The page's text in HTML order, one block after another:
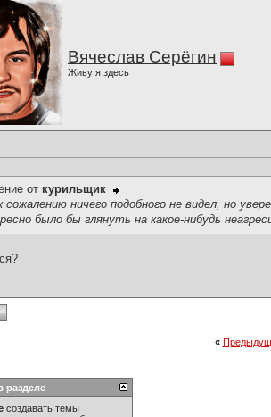
Вячеслав Серёгин
Живу я здесь
от курильщик
сожалению ничего подобного не видел, но
было бы глянуть на какое-нибудь
«
разделе
создавать темы